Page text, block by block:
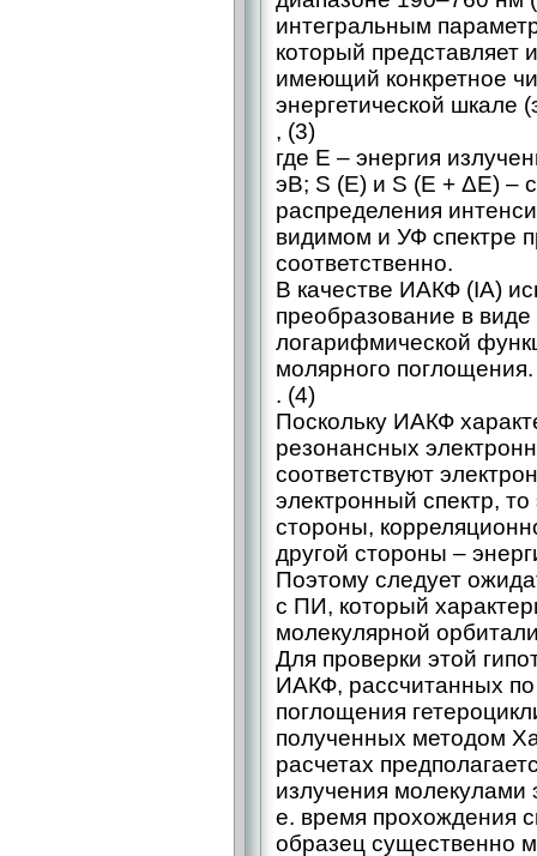
интегральным
который представляет
имеющий конкретное
энергетической шкале
, (3)
где Е – энергия
эВ; S (E) и S (E + ΔE) –
распределения
видимом и УФ спектре
соответственно.
В качестве ИАКФ (IA)
преобразование в
логарифмической
молярного поглощения.
. (4)
Поскольку ИАКФ
резонансных
соответствуют
электронный спектр,
стороны,
другой стороны –
Поэтому следует
с ПИ, который
молекулярной
Для проверки этой
ИАКФ, рассчитанных
поглощения
полученных методом
расчетах
излучения молекулами
е. время прохождения
образец существенно